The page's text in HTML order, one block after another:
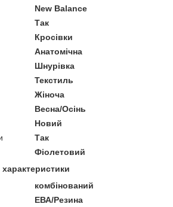
New Balance
Так
Кросівки
Анатомічна
Шнурівка
Текстиль
Жіноча
Весна/Осінь
Новий
Так
Фіолетовий
комбінований
ЕВА/Резина